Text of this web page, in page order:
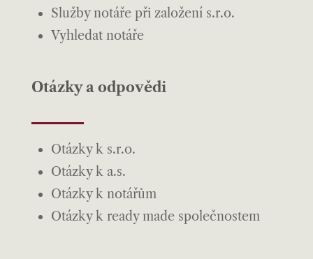
Služby notáře při založení s.r.o.
Vyhledat notáře
Otázky a odpovědi
Otázky k s.r.o.
Otázky k a.s.
Otázky k notářům
Otázky k ready made společnostem